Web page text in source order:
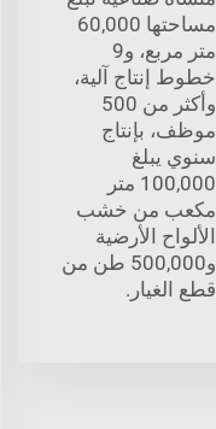
مساحتها 60,000
متر مربع، و9
خطوط إنتاج آلية،
وأكثر من 500
موظف، بإنتاج
سنوي يبلغ
100,000 متر
مكعب من خشب
الألواح الأرضية
و500,000 طن من
قطع الغيار.